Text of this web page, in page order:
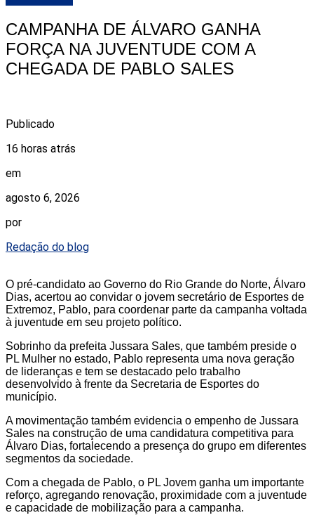
CAMPANHA DE ÁLVARO GANHA
FORÇA NA JUVENTUDE COM A
CHEGADA DE PABLO SALES
Publicado
16 horas atrás
em
agosto 6, 2026
por
Redação do blog
O pré-candidato ao Governo do Rio Grande do Norte, Álvaro
Dias, acertou ao convidar o jovem secretário de Esportes de
Extremoz, Pablo, para coordenar parte da campanha voltada
à juventude em seu projeto político.
Sobrinho da prefeita Jussara Sales, que também preside o
PL Mulher no estado, Pablo representa uma nova geração
de lideranças e tem se destacado pelo trabalho
desenvolvido à frente da Secretaria de Esportes do
município.
A movimentação também evidencia o empenho de Jussara
Sales na construção de uma candidatura competitiva para
Álvaro Dias, fortalecendo a presença do grupo em diferentes
segmentos da sociedade.
Com a chegada de Pablo, o PL Jovem ganha um importante
reforço, agregando renovação, proximidade com a juventude
e capacidade de mobilização para a campanha.